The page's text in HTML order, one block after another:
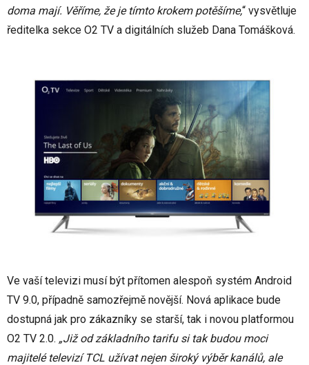
doma mají. Věříme, že je tímto krokem potěšíme,“ vysvětluje
ředitelka sekce O2 TV a digitálních služeb Dana Tomášková.
Ve vaší televizi musí být přítomen alespoň systém Android
TV 9.0, případně samozřejmě novější. Nová aplikace bude
dostupná jak pro zákazníky se starší, tak i novou platformou
O2 TV 2.0. „Již od základního tarifu si tak budou moci
majitelé televizí TCL užívat nejen široký výběr kanálů, ale